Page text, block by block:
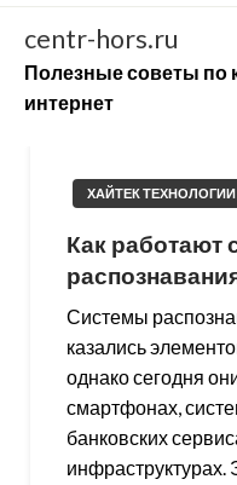
Skip
content
centr-hors.ru
Полезные советы по
интернет
ХАЙТЕК ТЕХНОЛОГИИ
Как работают
Системы
казались
однако сегодня
смартфонах,
банковских
инфраструктурах.